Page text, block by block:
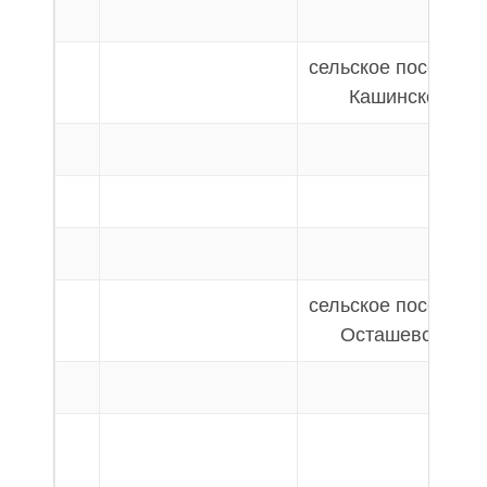
сельское
Кашинское
сельское
Осташевское